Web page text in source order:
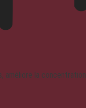
améliore la concentration